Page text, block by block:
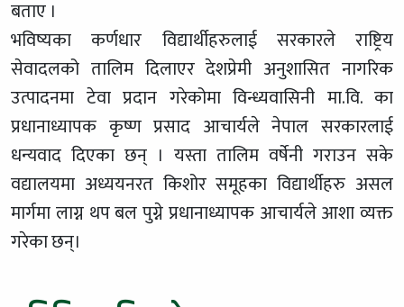
बताए ।
भविष्यका कर्णधार विद्यार्थीहरुलाई सरकारले राष्ट्रिय
सेवादलको तालिम दिलाएर देशप्रेमी अनुशासित नागरिक
उत्पादनमा टेवा प्रदान गरेकोमा विन्ध्यवासिनी मा.वि. का
प्रधानाध्यापक कृष्ण प्रसाद आचार्यले नेपाल सरकारलाई
धन्यवाद दिएका छन् । यस्ता तालिम वर्षेनी गराउन सके
वद्यालयमा अध्ययनरत किशोर समूहका विद्यार्थीहरु असल
मार्गमा लाग्न थप बल पुग्ने प्रधानाध्यापक आचार्यले आशा व्यक्त
गरेका छन्।